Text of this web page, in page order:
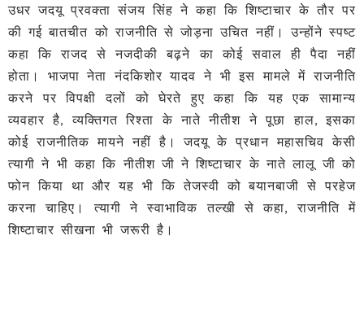
उधर जदयू प्रवक्ता संजय सिंह ने कहा कि शिष्टाचार के तौर पर
की गई बातचीत को राजनीति से जोड़ना उचित नहीं। उन्होंने स्पष्ट
कहा कि राजद से नजदीकी बढ़ने का कोई सवाल ही पैदा नहीं
होता। भाजपा नेता नंदकिशोर यादव ने भी इस मामले में राजनीति
करने पर विपक्षी दलों को घेरते हुए कहा कि यह एक सामान्य
व्यवहार है, व्यक्तिगत रिश्ता के नाते नीतीश ने पूछा हाल, इसका
कोई राजनीतिक मायने नहीं है। जदयू के प्रधान महासचिव केसी
त्यागी ने भी कहा कि नीतीश जी ने शिष्टाचार के नाते लालू जी को
फोन किया था और यह भी कि तेजस्वी को बयानबाजी से परहेज
करना चाहिए। त्यागी ने स्वाभाविक तल्खी से कहा, राजनीति में
शिष्टाचार सीखना भी जरूरी है।